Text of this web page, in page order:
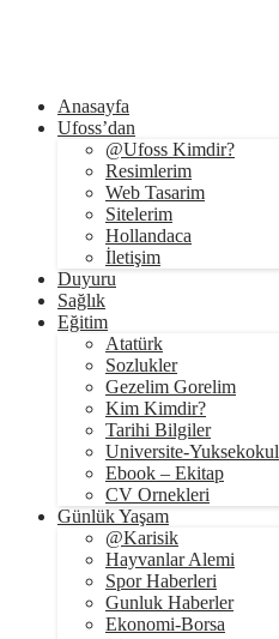
Anasayfa
Ufoss’dan
@Ufoss Kimdir?
Resimlerim
Web Tasarim
Sitelerim
Hollandaca
İletişim
Duyuru
Sağlık
Eğitim
Atatürk
Sozlukler
Gezelim Gorelim
Kim Kimdir?
Tarihi Bilgiler
Universite-Yuksekokul
Ebook – Ekitap
CV Ornekleri
Günlük Yaşam
@Karisik
Hayvanlar Alemi
Spor Haberleri
Gunluk Haberler
Ekonomi-Borsa